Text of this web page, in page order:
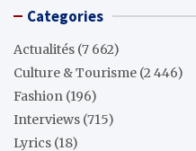
Categories
Actualités (7 662)
Culture & Tourisme (2 446)
Fashion (196)
Interviews (715)
Lyrics (18)